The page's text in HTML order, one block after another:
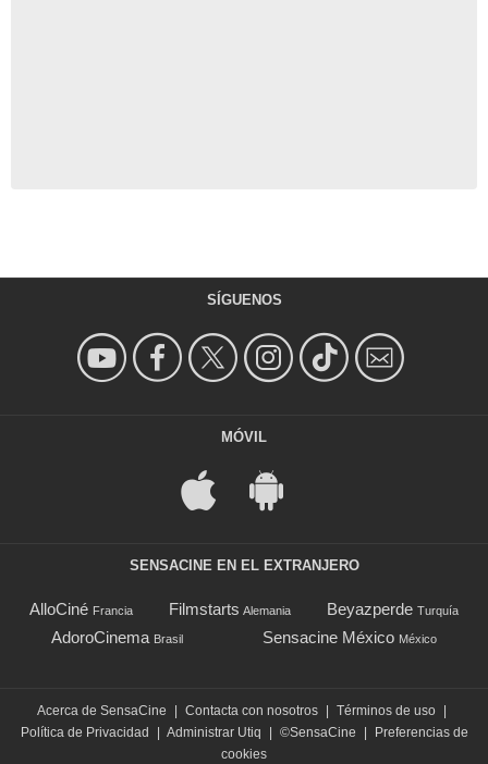
SÍGUENOS
MÓVIL
SENSACINE EN EL EXTRANJERO
AlloCiné Francia Filmstarts Alemania Beyazperde Turquía
AdoroCinema Brasil Sensacine México México
Acerca de SensaCine | Contacta con nosotros | Términos de uso |
Política de Privacidad
| Administrar Utiq | ©SensaCine |
Preferencias de
cookies